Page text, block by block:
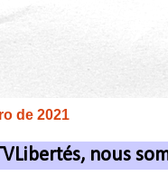
de 2021
nous